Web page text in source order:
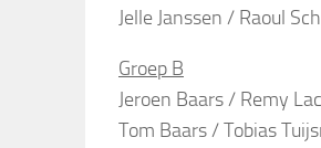
Jelle Janssen / Raoul
Groep B
Jeroen Baars / Remy
Tom Baars / Tobias